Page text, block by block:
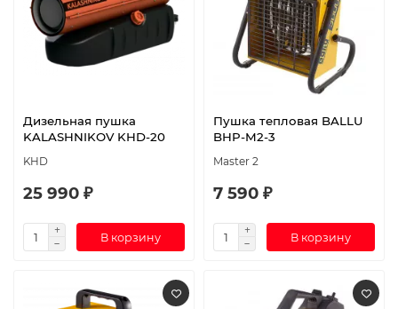
Дизельная пушка
KALASHNIKOV KHD-20
KHD
25 990 ₽
В корзину
Пушка тепловая BALLU
BHP-M2-3
Master 2
7 590 ₽
В корзину